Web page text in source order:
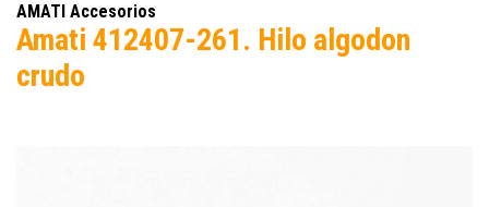
AMATI Accesorios
Amati 412407-261. Hilo algodon
crudo